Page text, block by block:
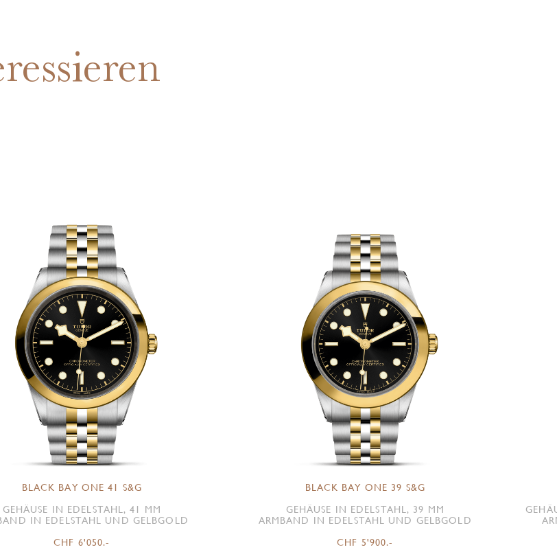
BLACK BAY ONE 41 S&G
GEHÄUSE IN EDELSTAHL, 41 MM
IN EDELSTAHL UND GELBGOLD
CHF 6'050.-
BLACK BAY ONE 39 S&G
GEHÄUSE IN EDELSTAHL, 39 MM
ARMBAND IN EDELSTAHL UND GELBGOLD
CHF 5'900.-